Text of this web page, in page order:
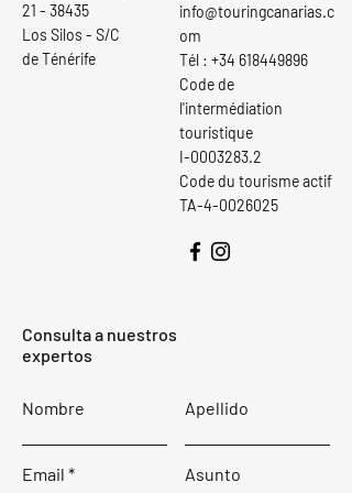
21 - 38435
Los Silos - S/C
de Ténérife
info@touringcanarias.c
om
Tél : +34 618449896
Code de
l'intermédiation
touristique
I-0003283.2
Code du tourisme actif
TA-4-0026025
Consulta a nuestros
expertos
Nombre Apellido
Email Asunto